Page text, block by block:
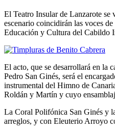
El Teatro Insular de Lanzarote se
escenario coincidirán las voces
Educación y Cultura del Cabildo
El acto, que se desarrollará en la
Pedro San Ginés, será el
instrumental del Himno de
Roldán y Martín y cuyo
La Coral Polifónica San Ginés y
arreglos, y con Eleuterio Arroyo